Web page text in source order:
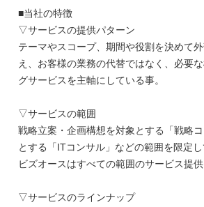
■当社の特徴
▽サービスの提供パターン
テーマやスコープ、期間や役割を決めて
え、お客様の業務の代替ではなく、必要
グサービスを主軸にしている事。
▽サービスの範囲
戦略立案・企画構想を対象とする「戦略
とする「ITコンサル」などの範囲を限定し
ビズオースはすべての範囲のサービス提
▽サービスのラインナップ